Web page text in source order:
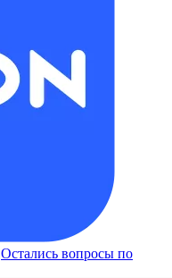
Остались вопросы по